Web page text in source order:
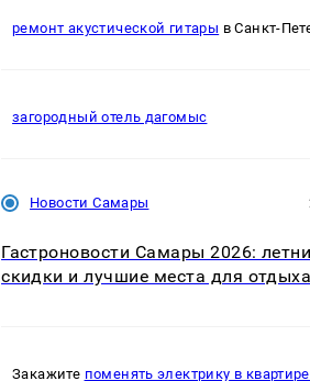
ремонт акустической гитары в Санкт-
загородный отель дагомыс
Новости Самары
Гастроновости Самары 2026:
скидки и лучшие места для отдыха
Закажите поменять электрику в